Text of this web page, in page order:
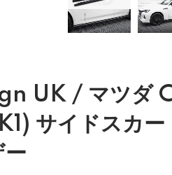
UK / マツダ
サイドスカー
ー